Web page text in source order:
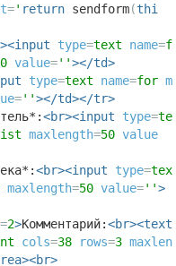
=' return sendform(thi
type=text name=f
value=''></td>
type=text name=for m
=''></td></tr>
<br><input type=te
maxlength=50 value
<br><input type=tex
maxlength=50 value=''>
=2>Комментарий:<br><text
cols=38 rows=3 maxlen